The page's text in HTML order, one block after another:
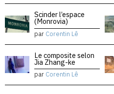
Scinder l’espace
(Monrovia)
par Corentin Lê
Le composite selon
Jia Zhang-ke
par Corentin Lê